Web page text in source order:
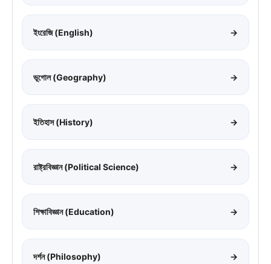
ইংরেজি (English) →
ভূগোল (Geography) →
ইতিহাস (History) →
রাষ্ট্রবিজ্ঞান (Political Science) →
শিক্ষাবিজ্ঞান (Education) →
দর্শন (Philosophy) →